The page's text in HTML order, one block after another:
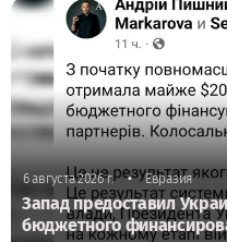
6 августа 2026 г. • Евразия
Запад предоставил
бюджетного